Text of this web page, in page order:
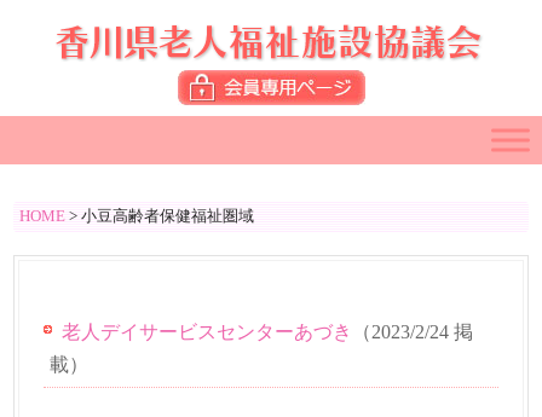
HOME >小豆高齢者保健福祉圏域
老人デイサービスセンターあづき （2023/2/24 掲
載）